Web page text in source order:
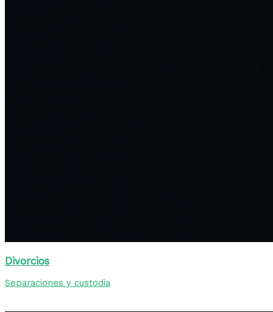
Divorcios
Separaciones y custodia